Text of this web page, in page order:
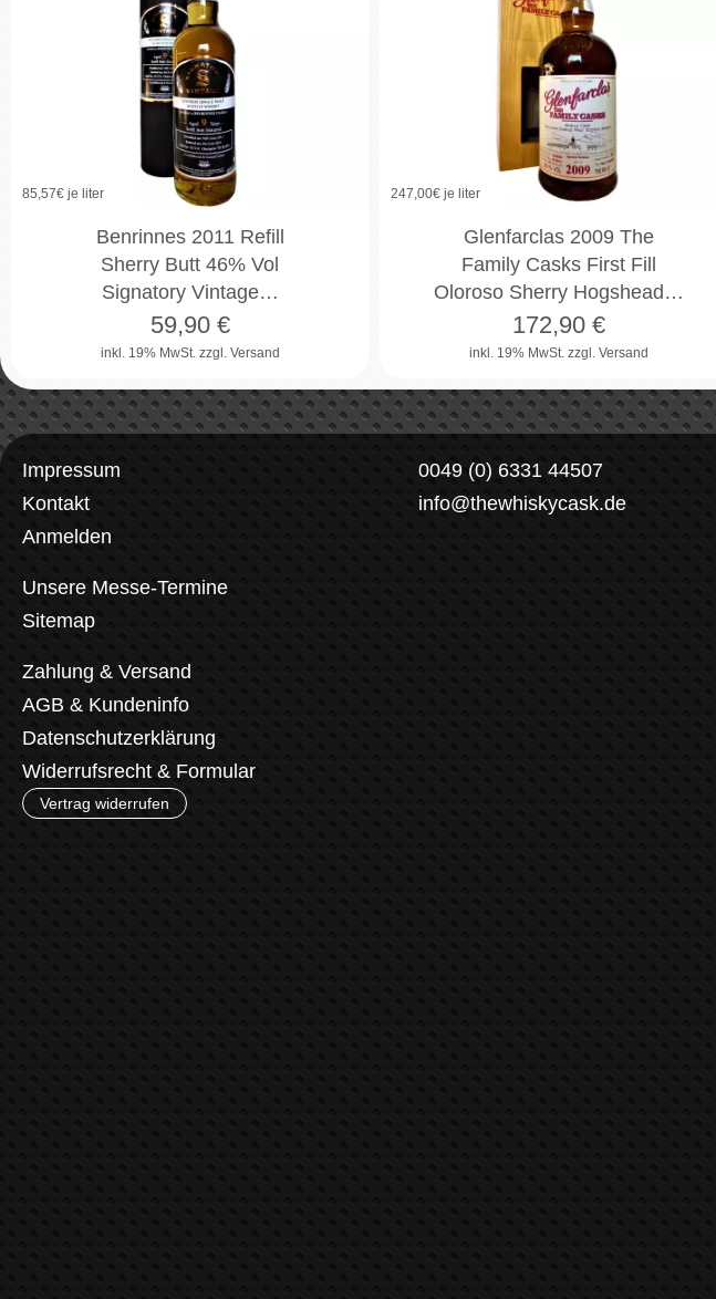
85,57€ je liter
Benrinnes 2011 Refill
Sherry Butt 46% Vol
Signatory Vintage…
inkl. 19% MwSt. zzgl. Versand
59,90€
247,00€ je liter
Glenfarclas 2009 The
Family Casks First Fill
Oloroso Sherry Hogshead…
inkl. 19% MwSt. zzgl. Versand
172,90€
Impressum
Kontakt
Anmelden
Unsere Messe-Termine
Sitemap
Zahlung & Versand
AGB & Kundeninfo
Datenschutzerklärung
Widerrufsrecht & Formular
Vertrag widerrufen
0049 (0) 6331 44507
info@thewhiskycask.de